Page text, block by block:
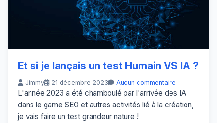
Et si je lançais un test Humain VS IA ?
Jimmy 21 décembre 2023 Aucun commentaire
L'année 2023 a été chamboulé par l'arrivée des IA
dans le game SEO et autres activités lié à la création,
je vais faire un test grandeur nature !